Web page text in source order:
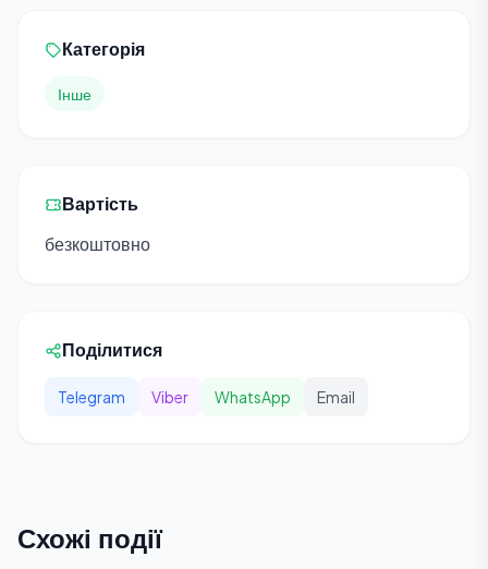
Категорія
Інше
Вартість
безкоштовно
Поділитися
Telegram Viber WhatsApp Email
Схожі події